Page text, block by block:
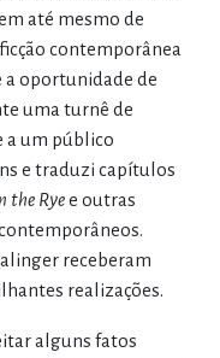
até mesmo de
contemporânea
a oportunidade de
uma turnê de
a um público
e traduzi capítulos
the Ryee outras
receberam
realizações.
alguns fatos